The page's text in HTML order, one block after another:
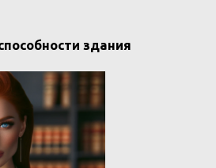
здания